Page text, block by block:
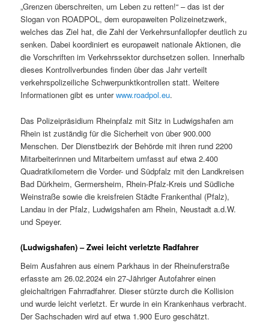
„Grenzen überschreiten, um Leben zu retten!“ – das ist der
Slogan von ROADPOL, dem europaweiten Polizeinetzwerk,
welches das Ziel hat, die Zahl der Verkehrsunfallopfer deutlich zu
senken. Dabei koordiniert es europaweit nationale Aktionen, die
die Vorschriften im Verkehrssektor durchsetzen sollen. Innerhalb
dieses Kontrollverbundes finden über das Jahr verteilt
verkehrspolizeiliche Schwerpunktkontrollen statt. Weitere
Informationen gibt es unterwww.roadpol.eu.
Das Polizeipräsidium Rheinpfalz mit Sitz in Ludwigshafen am
Rhein ist zuständig für die Sicherheit von über 900.000
Menschen. Der Dienstbezirk der Behörde mit ihren rund 2200
Mitarbeiterinnen und Mitarbeitern umfasst auf etwa 2.400
Quadratkilometern die Vorder- und Südpfalz mit den Landkreisen
Bad Dürkheim, Germersheim, Rhein-Pfalz-Kreis und Südliche
Weinstraße sowie die kreisfreien Städte Frankenthal (Pfalz),
Landau in der Pfalz, Ludwigshafen am Rhein, Neustadt a.d.W.
und Speyer.
(Ludwigshafen) – Zwei leicht verletzte Radfahrer
Beim Ausfahren aus einem Parkhaus in der Rheinuferstraße
erfasste am 26.02.2024 ein 27-Jähriger Autofahrer einen
gleichaltrigen Fahrradfahrer. Dieser stürzte durch die Kollision
und wurde leicht verletzt. Er wurde in ein Krankenhaus verbracht.
Der Sachschaden wird auf etwa 1.900 Euro geschätzt.